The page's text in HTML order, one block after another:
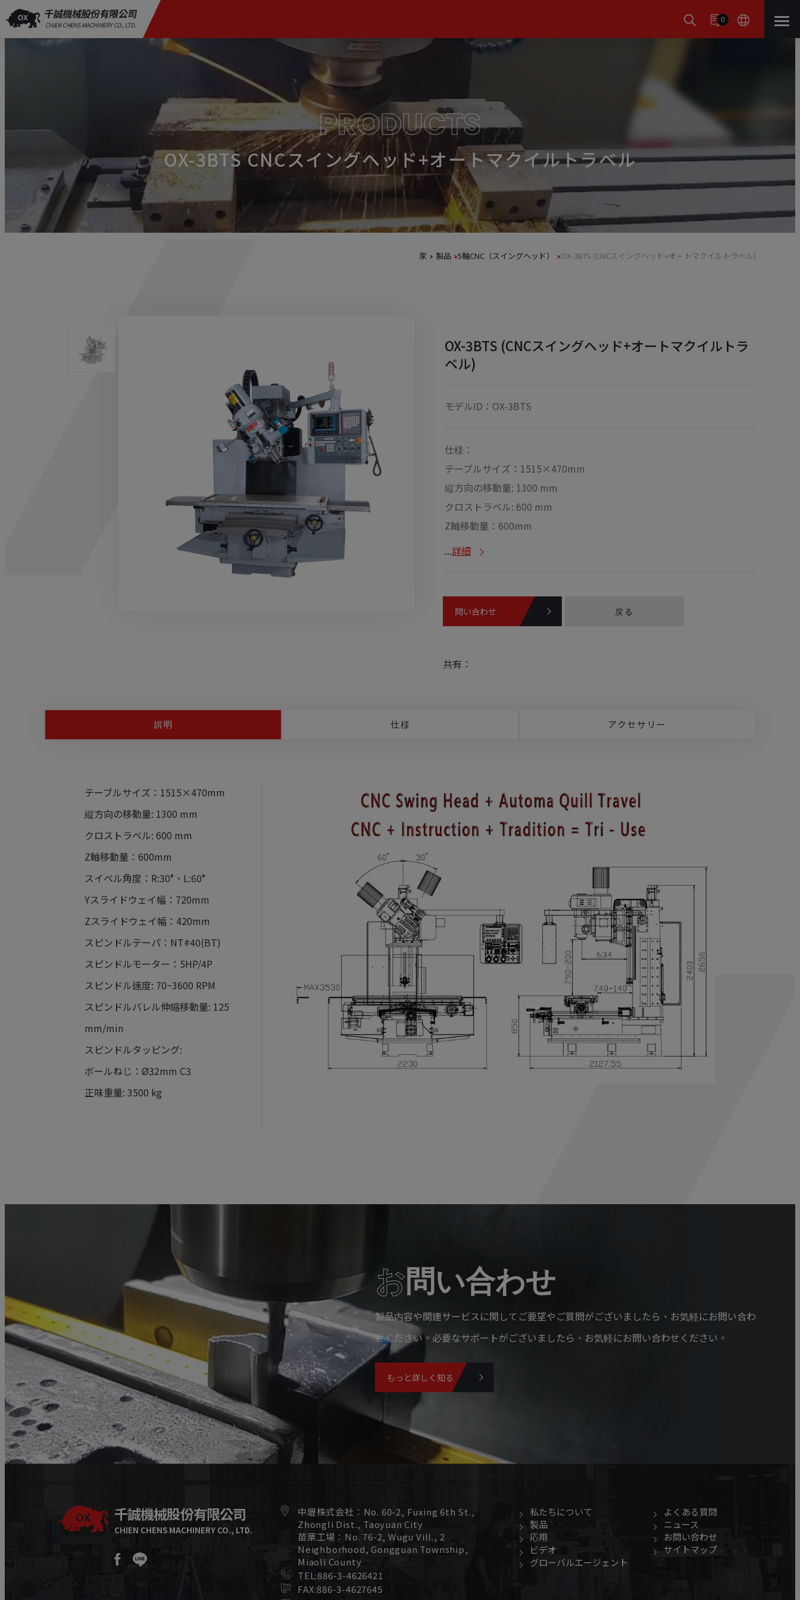
0
PRODUCTS
OX-3BTS CNCスイングヘッド+オートマクイルトラベル
家 製品 5軸CNC（スイングヘッド） OX-3BTS (CNCスイングヘッド+オートマクイルトラベル)
OX-3BTS (CNCスイングヘッド+オートマクイルトラ
ベル)
モデルID：OX-3BTS
仕様：
テーブルサイズ：1515×470mm
縦方向の移動量: 1300 mm
クロストラベル: 600 mm
Z軸移動量：600mm
...詳細
問い合わせ 戻る
共有：
説明 仕様 アクセサリー
テーブルサイズ：1515×470mm
縦方向の移動量: 1300 mm
クロストラベル: 600 mm
Z軸移動量：600mm
スイベル角度：R:30°、L:60°
Yスライドウェイ幅：720mm
Zスライドウェイ幅：420mm
スピンドルテーパ：NT#40(BT)
スピンドルモーター：5HP/4P
スピンドル速度: 70~3600 RPM
スピンドルバレル伸縮移動量: 125
mm/min
スピンドルタッピング:
ボールねじ：Ø32mm C3
正味重量: 3500 kg
お問い合わせ
製品内容や関連サービスに関してご要望やご質問がございましたら、お気軽にお問い合わ
せください。必要なサポートがございましたら、お気軽にお問い合わせください。
もっと詳しく知る
千誠機械股份有限公司
CHIEN CHENS MACHINERY CO., LTD.
中壢株式会社： No. 60-2, Fuxing 6th St.,
Zhongli Dist., Taoyuan City
苗栗工場： No. 76-2, Wugu Vill., 2
Neighborhood, Gongguan Township,
Miaoli County
TEL:886-3-4626421
FAX:886-3-4627645
私たちについて
製品
応用
ビデオ
グローバルエージェント
よくある質問
ニュース
お問い合わせ
サイトマップ
クッキー利用の管理について